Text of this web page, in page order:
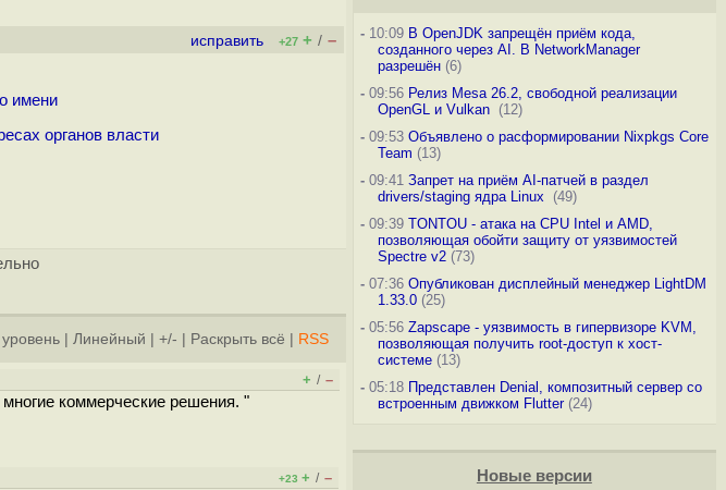
исправить +27 + / –
имени
органов власти
уровень Линейный +/- Раскрыть всё RSS
+ / –
коммерческие решения. "
+23 + / –
-10:09 В OpenJDK запрещён приём кода,
созданного через AI. В NetworkManager
разрешён(6)
-09:56 Релиз Mesa 26.2, свободной реализации
OpenGL и Vulkan (12)
-09:53 Объявлено о расформировании Nixpkgs Core
Team (13)
-09:41 Запрет на приём AI-патчей в раздел
drivers/staging ядра Linux
(49)
-09:39 TONTOU - атака на CPU Intel и AMD,
позволяющая обойти защиту от уязвимостей
Spectre v2(73)
-07:36 Опубликован дисплейный менеджер LightDM
1.33.0(25)
-05:56 Zapscape - уязвимость в гипервизоре KVM,
позволяющая получить root-доступ к хост-
системе(13)
-05:18 Представлен Denial, композитный сервер со
встроенным движком Flutter(24)
Новые версии